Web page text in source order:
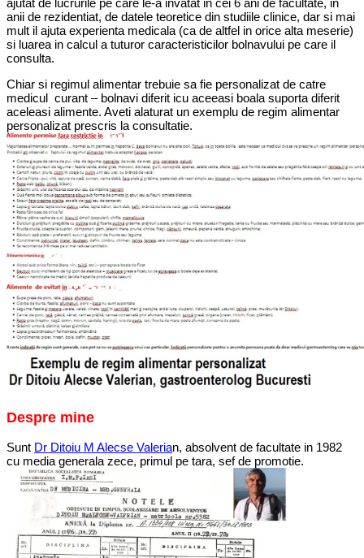
ajutat de lucrurile pe care le-a invatat in cei 6 ani de facultate, in
anii de rezidentiat, de datele teoretice din studiile clinice, dar si mai
mult il ajuta experienta medicala (ca de altfel in orice alta meserie)
si luarea in calcul a tuturor caracteristicilor bolnavului pe care il
consulta.
Chiar si regimul alimentar trebuie sa fie personalizat de catre
medicul curant – bolnavi diferit icu aceeasi boala suporta diferit
aceleasi alimente. Aveti alaturat un exemplu de regim alimentar
personalizat prescris la consultatie.
Despre mine
Sunt Dr Ditoiu M Alecse Valerian, absolvent de facultate in 1982
cu media generala zece, primul pe tara, sef de promotie.